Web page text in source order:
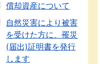
償却資産について
自然災害により被害
を受けた方に、罹災
(届出)証明書を発行
します